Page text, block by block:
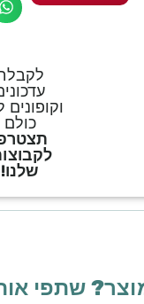
וקופונים
כולם
שלנו!
שתפי